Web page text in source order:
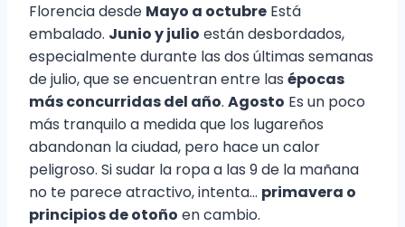
Florencia desde Mayo a octubre Está
embalado. Junio y julio están desbordados,
especialmente durante las dos últimas semanas
de julio, que se encuentran entre las épocas
más concurridas del año. Agosto Es un poco
más tranquilo a medida que los lugareños
abandonan la ciudad, pero hace un calor
peligroso. Si sudar la ropa a las 9 de la mañana
no te parece atractivo, intenta... primavera o
principios de otoño en cambio.